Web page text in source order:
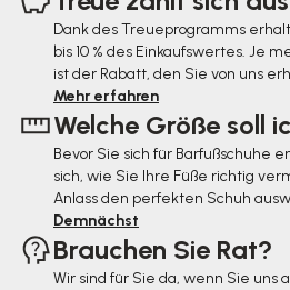
Dank des Treueprogramms
bis 10 % des Einkaufswertes. Je
ist der Rabatt, den Sie von uns
Mehr erfahren
Welche Größe soll
Bevor Sie sich für Barfußschuhe
sich, wie Sie Ihre Füße richtig
Anlass den perfekten Schuh
Demnächst
Brauchen Sie Rat?
Wir sind für Sie da, wenn Sie uns